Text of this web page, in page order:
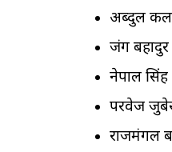
अब्दुल
जंग
नेपाल सिंह
परवेज
राजमंगल